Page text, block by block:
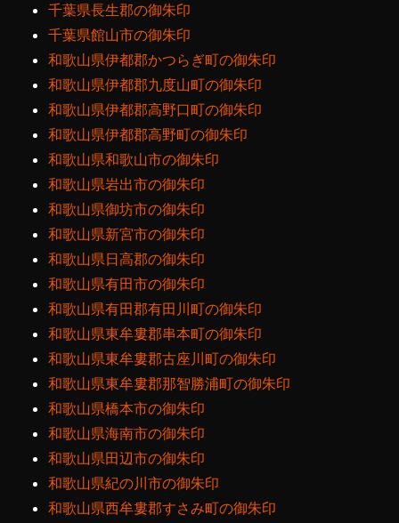
千葉県長生郡の御朱印
千葉県館山市の御朱印
和歌山県伊都郡かつらぎ町の御朱印
和歌山県伊都郡九度山町の御朱印
和歌山県伊都郡高野口町の御朱印
和歌山県伊都郡高野町の御朱印
和歌山県和歌山市の御朱印
和歌山県岩出市の御朱印
和歌山県御坊市の御朱印
和歌山県新宮市の御朱印
和歌山県日高郡の御朱印
和歌山県有田市の御朱印
和歌山県有田郡有田川町の御朱印
和歌山県東牟婁郡串本町の御朱印
和歌山県東牟婁郡古座川町の御朱印
和歌山県東牟婁郡那智勝浦町の御朱印
和歌山県橋本市の御朱印
和歌山県海南市の御朱印
和歌山県田辺市の御朱印
和歌山県紀の川市の御朱印
和歌山県西牟婁郡すさみ町の御朱印